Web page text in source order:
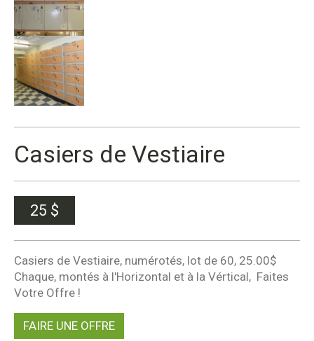
Casiers de Vestiaire
25 $
Casiers de Vestiaire, numérotés, lot de 60, 25.00$
Chaque, montés à l'Horizontal et à la Vértical, Faites
Votre Offre !
FAIRE UNE OFFRE